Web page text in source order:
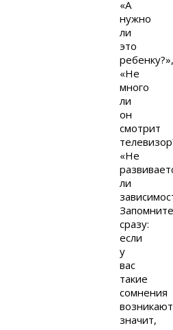
«А
нужно
ли
это
ребенку?»,
«Не
много
ли
он
смотрит
«Не
ли
Запомните
сразу:
если
у
вас
такие
сомнения
значит,